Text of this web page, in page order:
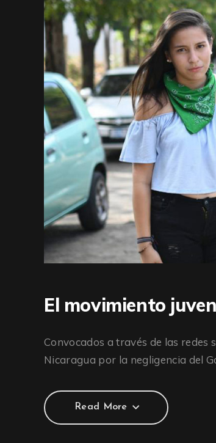
El movimiento
Convocados a través de las redes
Nicaragua por la negligencia del
Read More